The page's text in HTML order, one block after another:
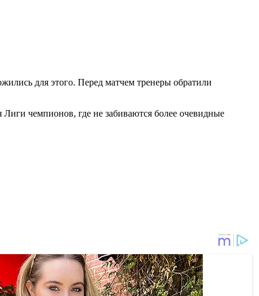
для этого. Перед матчем тренеры обратили
чемпионов, где не забиваются более очевидные